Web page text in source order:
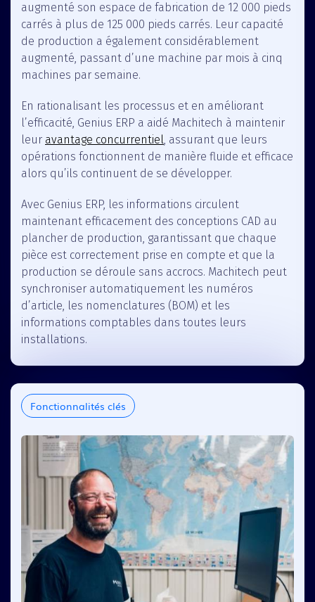
augmenté son espace de fabrication de 12 000 pieds
carrés à plus de 125 000 pieds carrés. Leur capacité
de production a également considérablement
augmenté, passant d’une machine par mois à cinq
machines par semaine.
En rationalisant les processus et en améliorant
l’efficacité, Genius ERP a aidé Machitech à maintenir
leur avantage concurrentiel, assurant que leurs
opérations fonctionnent de manière fluide et efficace
alors qu’ils continuent de se développer.
Avec Genius ERP, les informations circulent
maintenant efficacement des conceptions CAD au
plancher de production, garantissant que chaque
pièce est correctement prise en compte et que la
production se déroule sans accrocs. Machitech peut
synchroniser automatiquement les numéros
d’article, les nomenclatures (BOM) et les
informations comptables dans toutes leurs
installations.
Fonctionnalités clés